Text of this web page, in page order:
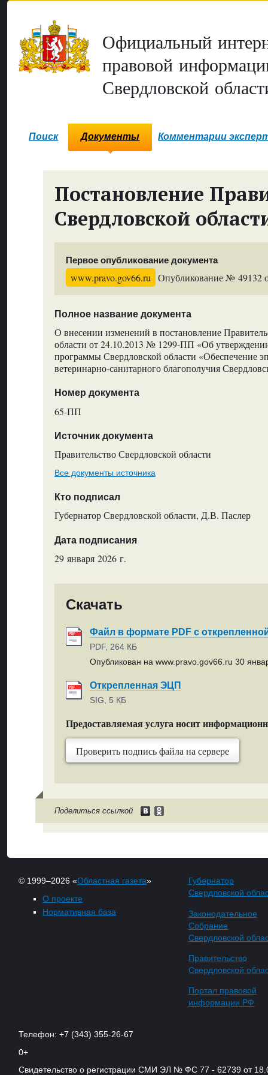
Официальный
правовой
Свердловской
Поиск Документы Комментарии
Постановление
Свердловской
Первое опубликование документа
www.pravo.gov66.ru Опубликование № 49132
Полное название документа
О внесении изменений в постановление
области от 24.10.2013 № 1299-ПП «Об
программы Свердловской области «Обеспечение
ветеринарно-санитарного благополучия
Номер документа
65-ПП
Источник документа
Правительство Свердловской области
Все документы источника
Кто подписал
Губернатор Свердловской области, Д.В. Паслер
Дата подписания
29 января 2026 г.
Скачать
Файл в формате PDF с
PDF, 264 КБ
Опубликован на www.pravo.gov66.ru 30
Открепленная ЭЦП
SIG, 5 КБ
Предоставляемая услуга носит
Проверить подпись файла на сервере
Поделиться ссылкой
© 1999–2026 «Областная газета»
О проекте
Нормативная база
Губернатор
Свердловской
Законодательное
Собрание
Свердловской
Правительство
Свердловской
Портал правовой
информации РФ
Телефон: +7 (343) 355-26-67
0+
Свидетельство о регистрации СМИ ЭЛ № ФС 77 - 62739 от